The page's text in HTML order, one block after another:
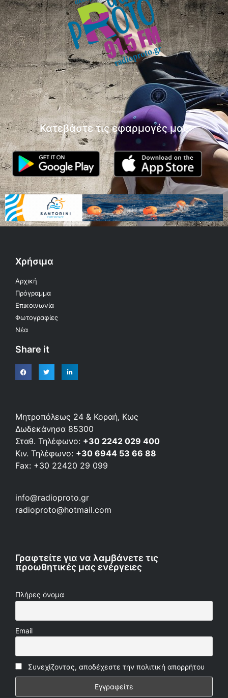
Κατεβάστε τις εφαρμογές μας
Χρήσιμα
Αρχική
Πρόγραμμα
Επικοινωνία
Φωτογραφίες
Νέα
Share it
Μητροπόλεως 24 & Κοραή, Κως
Δωδεκάνησα 85300
Σταθ. Τηλέφωνο: +30 2242 029 400
Κιν. Τηλέφωνο: +30 6944 53 66 88
Fax: +30 22420 29 099
info@radioproto.gr
radioproto@hotmail.com
Γραφτείτε για να λαμβάνετε τις
προωθητικές μας ενέργειες
Πλήρες όνομα
Email
Συνεχίζοντας, αποδέχεστε την πολιτική απορρήτου